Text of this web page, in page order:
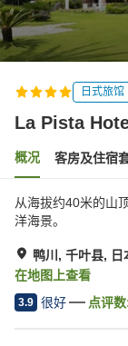
日式旅馆
La Pista
概况 客房及住宿
从海拔约40米的山
洋海景。
鸭川, 千叶县, 日
在地图上查看
3.9 很好 点评